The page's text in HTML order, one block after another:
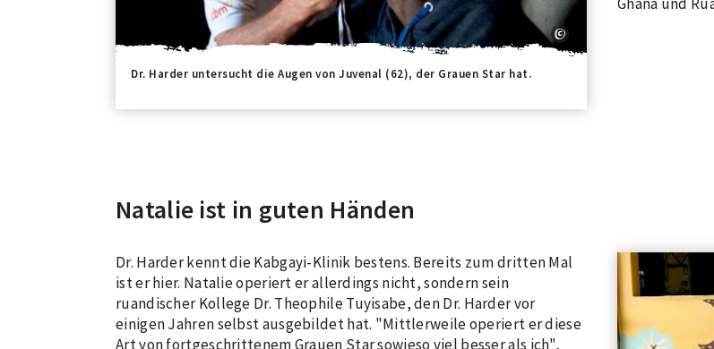
Dr. Harder untersucht die Augen von Juvenal (62), der Grauen Star hat.
Natalie ist in guten Händen
Dr. Harder kennt die Kabgayi-Klinik bestens. Bereits zum dritten Mal
ist er hier. Natalie operiert er allerdings nicht, sondern sein
ruandischer Kollege Dr. Theophile Tuyisabe, den Dr. Harder vor
einigen Jahren selbst ausgebildet hat. "Mittlerweile operiert er diese
Art von fortgeschrittenem Grauen Star sowieso viel besser als ich",